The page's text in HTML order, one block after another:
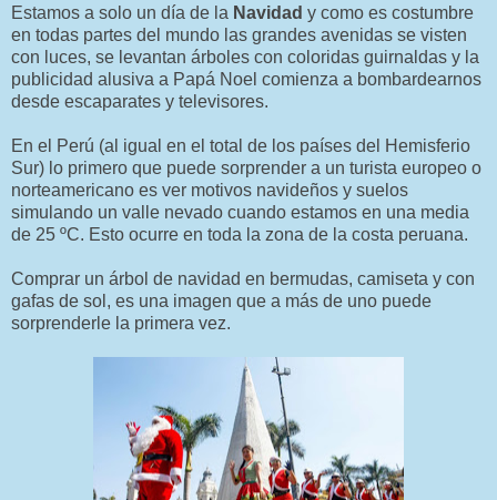
Estamos a solo un día de la Navidad y como es costumbre
en todas partes del mundo las grandes avenidas se visten
con luces, se levantan árboles con coloridas guirnaldas y la
publicidad alusiva a Papá Noel comienza a bombardearnos
desde escaparates y televisores.
En el Perú (al igual en el total de los países del Hemisferio
Sur) lo primero que puede sorprender a un turista europeo o
norteamericano es ver motivos navideños y suelos
simulando un valle nevado cuando estamos en una media
de 25 ºC. Esto ocurre en toda la zona de la costa peruana.
Comprar un árbol de navidad en bermudas, camiseta y con
gafas de sol, es una imagen que a más de uno puede
sorprenderle la primera vez.